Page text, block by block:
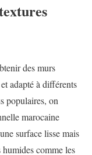
des murs
adapté à différents
populaires, on
marocaine
surface lisse mais
comme les